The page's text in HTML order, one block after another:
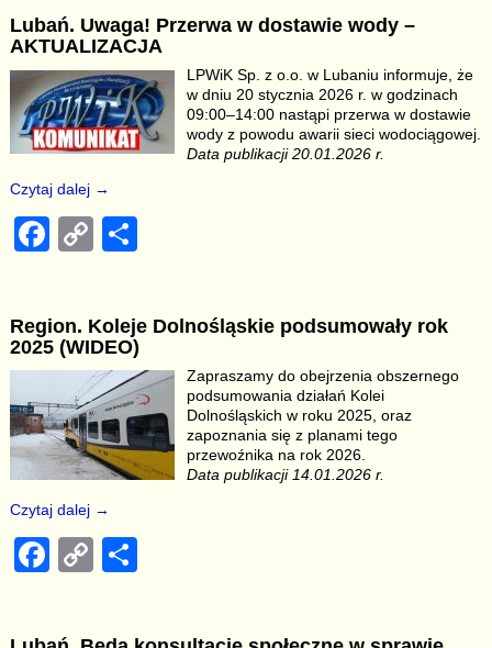
e
b
o
o
k
y
Li
n
k
e
Lubań. Uwaga! Przerwa w dostawie wody –
AKTUALIZACJA
LPWiK Sp. z o.o. w Lubaniu informuje, że
w dniu 20 stycznia 2026 r. w godzinach
09:00–14:00 nastąpi przerwa w dostawie
wody z powodu awarii sieci wodociągowej.
Data publikacji 20.01.2026 r.
Czytaj dalej →
F
e
b
o
o
k
C
y
Li
n
k
e
Region. Koleje Dolnośląskie podsumowały rok
2025 (WIDEO)
Zapraszamy do obejrzenia obszernego
podsumowania działań Kolei
Dolnośląskich w roku 2025, oraz
zapoznania się z planami tego
przewoźnika na rok 2026.
Data publikacji 14.01.2026 r.
Czytaj dalej →
F
C